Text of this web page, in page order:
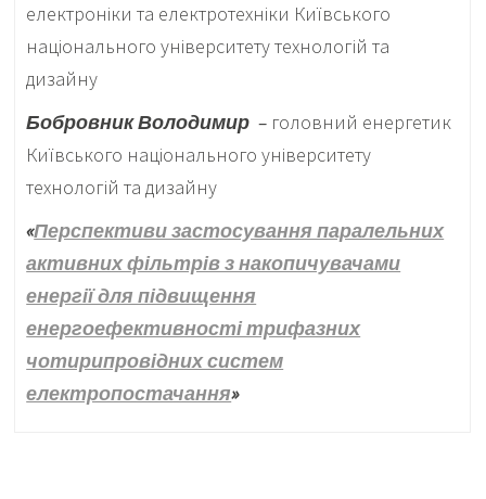
електроніки та електротехніки Київського
національного університету технологій та
дизайну
Бобровник Володимир – головний енергетик
Київського національного університету
технологій та дизайну
«Перспективи застосування паралельних
активних фільтрів з накопичувачами
енергії для підвищення
енергоефективності трифазних
чотирипровідних систем
електропостачання»